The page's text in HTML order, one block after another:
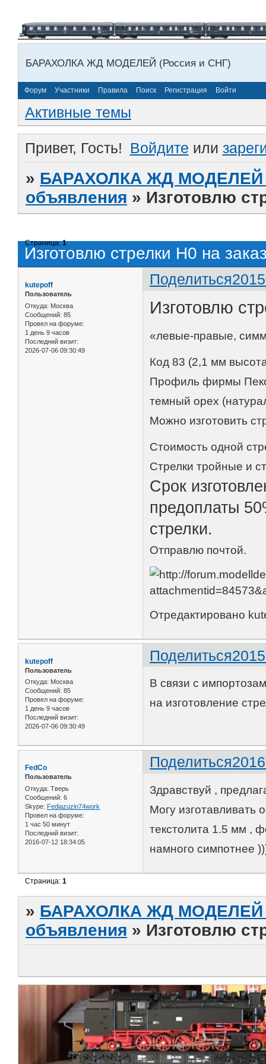
БАРАХОЛКА ЖД МОДЕЛЕЙ (Россия и СНГ)
Форум Участники Правила Поиск Регистрация Войти
Активные темы
Привет, Гость! Войдите или
» БАРАХОЛКА ЖД МОДЕЛЕЙ
объявления » Изготовлю
Изготовлю стрелки Н0 на
Страница:1
Поделиться
kutepoff
Пользователь
Откуда: Москва
Сообщений: 85
Провел на форуме:
1 день 9 часов
Последний визит:
2026-07-06 09:30:49
Изготовлю
«левые-правые,
Код 83 (2,1 мм
Профиль фирмы Пеко
темный орех
Можно изготовить
Стоимость одной
Стрелки тройные и
Срок
предоплаты
стрелки.
Отправлю почтой.
Отредактировано
Поделиться
kutepoff
Пользователь
Откуда: Москва
Сообщений: 85
Провел на форуме:
1 день 9 часов
Последний визит:
2026-07-06 09:30:49
В связи с
на изготовление
Поделиться
FedCo
Пользователь
Откуда: Тверь
Сообщений: 6
Skype: Fediazuzin74work
Провел на форуме:
1 час 50 минут
Последний визит:
2016-07-12 18:34:05
Здравствуй ,
Могу изготавливать
текстолита 1.5 мм ,
намного симпотнее
Страница:1
» БАРАХОЛКА ЖД МОДЕЛЕЙ
объявления » Изготовлю